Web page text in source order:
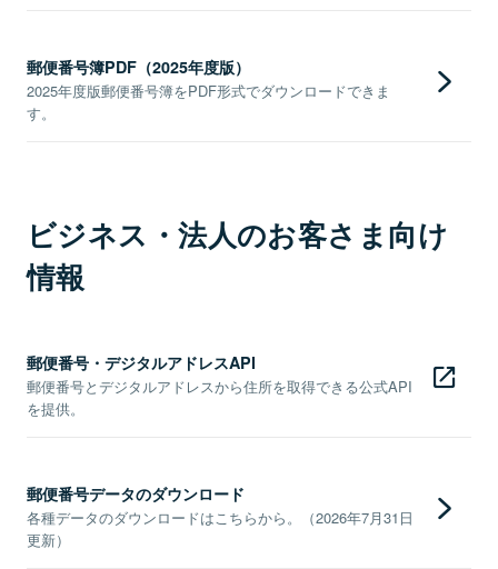
郵便番号簿PDF（2025年度版）
2025年度版郵便番号簿をPDF形式でダウンロードできま
す。
ビジネス・法人のお客さま向け
情報
郵便番号・デジタルアドレスAPI
郵便番号とデジタルアドレスから住所を取得できる公式API
を提供。
郵便番号データのダウンロード
各種データのダウンロードはこちらから。（2026年7月31日
更新）